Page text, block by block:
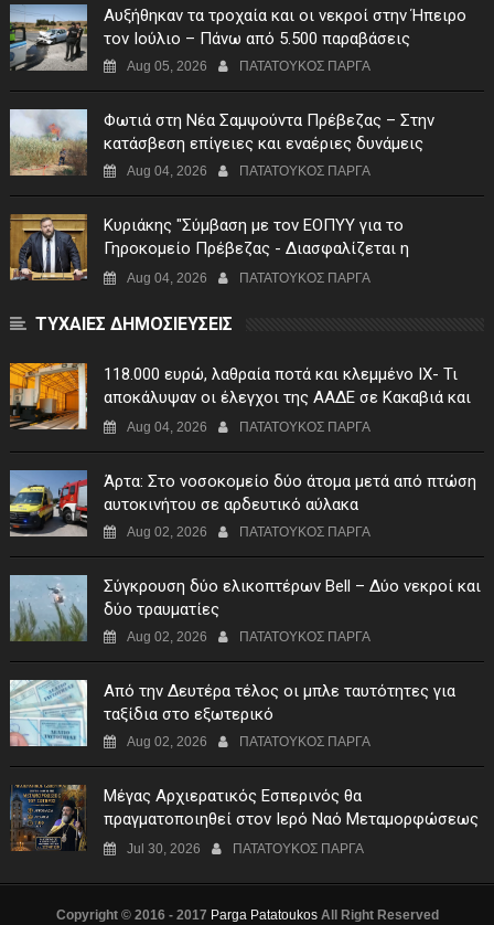
Αυξήθηκαν τα τροχαία και οι νεκροί στην Ήπειρο
τον Ιούλιο – Πάνω από 5.500 παραβάσεις
Aug 05, 2026 ΠΑΤΑΤΟΥΚΟΣ ΠΑΡΓΑ
Φωτιά στη Νέα Σαμψούντα Πρέβεζας – Στην
κατάσβεση επίγειες και εναέριες δυνάμεις
Aug 04, 2026 ΠΑΤΑΤΟΥΚΟΣ ΠΑΡΓΑ
Κυριάκης "Σύμβαση με τον ΕΟΠΥΥ για το
Γηροκομείο Πρέβεζας - Διασφαλίζεται η
χρηματοδότηση της λειτουργίας του"
Aug 04, 2026 ΠΑΤΑΤΟΥΚΟΣ ΠΑΡΓΑ
ΤΥΧΑΙΕΣ ΔΗΜΟΣΙΕΥΣΕΙΣ
118.000 ευρώ, λαθραία ποτά και κλεμμένο ΙΧ- Τι
αποκάλυψαν οι έλεγχοι της ΑΑΔΕ σε Κακαβιά και
Μαυρομάτι
Aug 04, 2026 ΠΑΤΑΤΟΥΚΟΣ ΠΑΡΓΑ
Άρτα: Στο νοσοκομείο δύο άτομα μετά από πτώση
αυτοκινήτου σε αρδευτικό αύλακα
Aug 02, 2026 ΠΑΤΑΤΟΥΚΟΣ ΠΑΡΓΑ
Σύγκρουση δύο ελικοπτέρων Bell – Δύο νεκροί και
δύο τραυματίες
Aug 02, 2026 ΠΑΤΑΤΟΥΚΟΣ ΠΑΡΓΑ
Από την Δευτέρα τέλος οι μπλε ταυτότητες για
ταξίδια στο εξωτερικό
Aug 02, 2026 ΠΑΤΑΤΟΥΚΟΣ ΠΑΡΓΑ
Μέγας Αρχιερατικός Εσπερινός θα
πραγματοποιηθεί στον Ιερό Ναό Μεταμορφώσεως
του Σωτήρος Σταυροχωρίου στης 5 Αυγούστου
Jul 30, 2026 ΠΑΤΑΤΟΥΚΟΣ ΠΑΡΓΑ
Copyright © 2016 - 2017 Parga PatatoukosAll Right Reserved